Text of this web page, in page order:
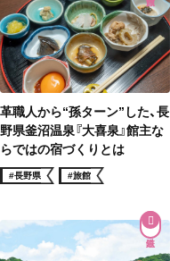
革職人から“孫ターン”した、長
野県釜沼温泉『大喜泉』館主な
らではの宿づくりとは
#長野県 #旅館